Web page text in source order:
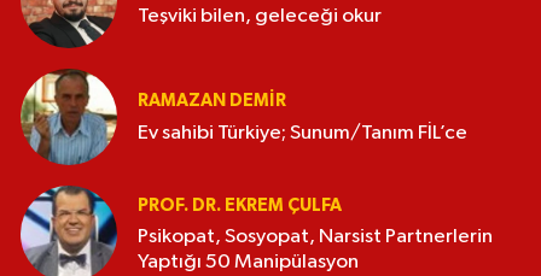
Teşviki bilen, geleceği okur
RAMAZAN DEMİR
Ev sahibi Türkiye; Sunum/Tanım FİL’ce
PROF. DR. EKREM ÇULFA
Psikopat, Sosyopat, Narsist Partnerlerin
Yaptığı 50 Manipülasyon